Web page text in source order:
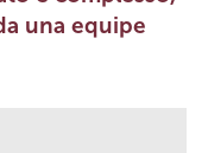
una equipe